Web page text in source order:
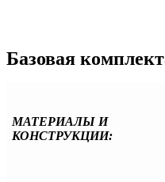
Базовая
МАТЕРИАЛЫ И
КОНСТРУКЦИИ: